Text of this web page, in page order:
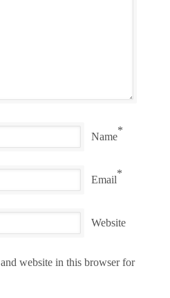
Name
*
Email
*
Website
website in this browser for